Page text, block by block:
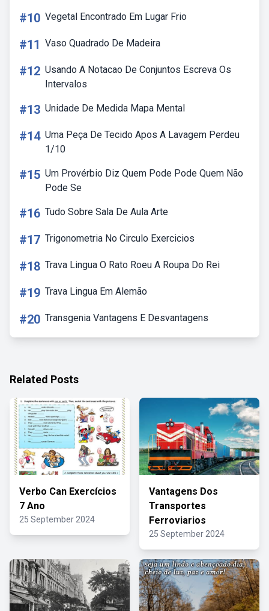
#10 Vegetal Encontrado Em Lugar Frio
#11 Vaso Quadrado De Madeira
#12 Usando A Notacao De Conjuntos Escreva Os
Intervalos
#13 Unidade De Medida Mapa Mental
#14 Uma Peça De Tecido Apos A Lavagem Perdeu
1/10
#15 Um Provérbio Diz Quem Pode Pode Quem Não
Pode Se
#16 Tudo Sobre Sala De Aula Arte
#17 Trigonometria No Circulo Exercicios
#18 Trava Lingua O Rato Roeu A Roupa Do Rei
#19 Trava Lingua Em Alemão
#20 Transgenia Vantagens E Desvantagens
Related Posts
Verbo Can Exercícios
7 Ano
25 September 2024
Vantagens Dos
Transportes
Ferroviarios
25 September 2024